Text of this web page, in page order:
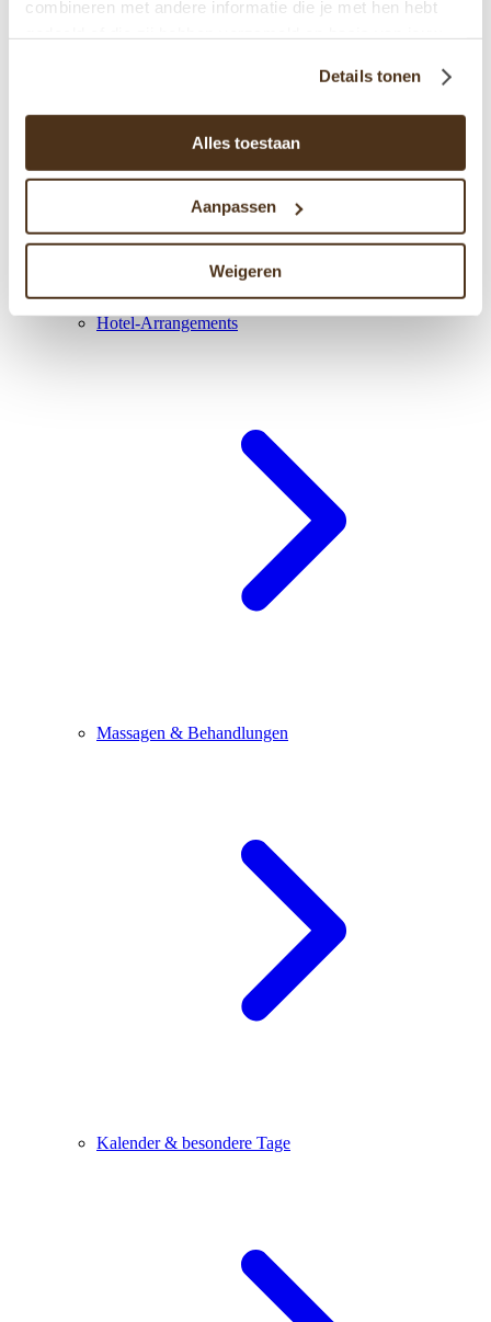
combineren met andere informatie die je met hen hebt
Details tonen
Alles toestaan
Aanpassen
Weigeren
Hotel-Arrangements
Massagen & Behandlungen
Kalender & besondere Tage